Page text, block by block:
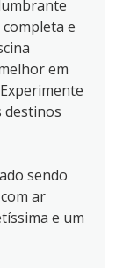
completa e
em
destinos
sendo
ar
e um